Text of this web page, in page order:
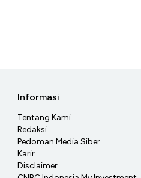
Informasi
Tentang Kami
Redaksi
Pedoman Media Siber
Karir
Disclaimer